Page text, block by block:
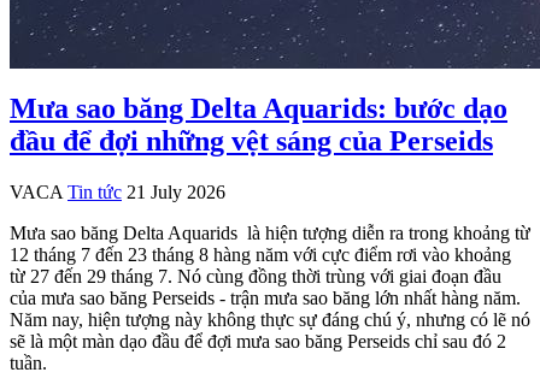
Mưa sao băng Delta Aquarids: bước dạo
đầu để đợi những vệt sáng của Perseids
VACA Tin tức 21 July 2026
Mưa sao băng Delta Aquarids là hiện tượng diễn ra trong khoảng từ
12 tháng 7 đến 23 tháng 8 hàng năm với cực điểm rơi vào khoảng
từ 27 đến 29 tháng 7. Nó cùng đồng thời trùng với giai đoạn đầu
của mưa sao băng Perseids - trận mưa sao băng lớn nhất hàng năm.
Năm nay, hiện tượng này không thực sự đáng chú ý, nhưng có lẽ nó
sẽ là một màn dạo đầu để đợi mưa sao băng Perseids chỉ sau đó 2
tuần.